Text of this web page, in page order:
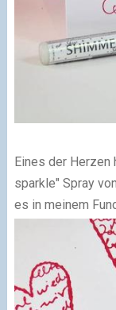
Eines der Herzen
sparkle" Spray
es in meinem